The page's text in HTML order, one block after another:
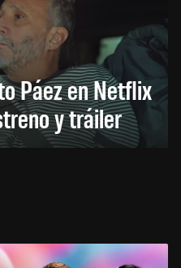
Páez en Netflix
y tráiler